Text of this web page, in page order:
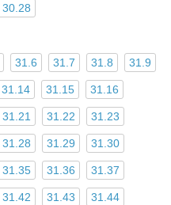
30.28
31.6 31.7 31.8 31.9
31.14 31.15 31.16
31.21 31.22 31.23
31.28 31.29 31.30
31.35 31.36 31.37
31.42 31.43 31.44